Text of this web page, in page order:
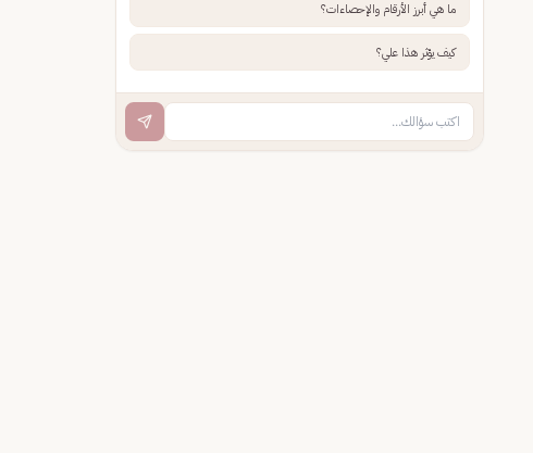
ما هي أبرز الأرقام والإحصاءات؟
كيف يؤثر هذا علي؟